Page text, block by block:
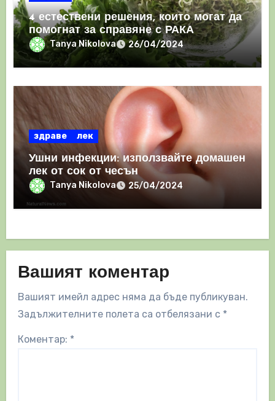
4 естествени решения, които могат да
помогнат за справяне с РАКА
Tanya Nikolova 26/04/2024
здраве лек
Ушни инфекции: използвайте домашен
лек от сок от чесън
Tanya Nikolova 25/04/2024
Вашият коментар
Вашият имейл адрес няма да бъде публикуван.
Задължителните полета са отбелязани с *
Коментар: *